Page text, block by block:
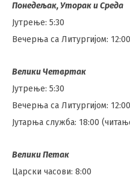
Понедељак, Уторак и Среда
Јутрење: 5:30
Вечерња са Литургијом: 12:00
Велики Четвртак
Јутрење: 5:30
Вечерња са Литургијом: 12:00
Јутарња служба: 18:00
Велики Петак
Царски часови: 8:00